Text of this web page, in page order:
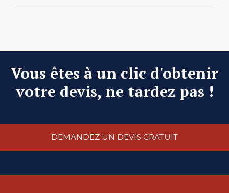
Vous êtes à un clic d'obtenir
votre devis, ne tardez pas !
DEMANDEZ UN DEVIS GRATUIT